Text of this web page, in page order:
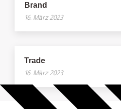
Brand
16. März 2023
Trade
16. März 2023